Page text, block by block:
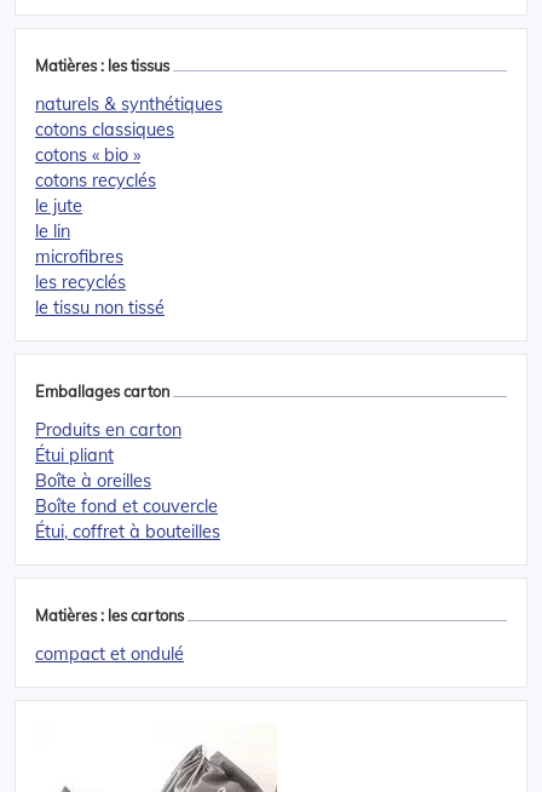
Matières : les tissus
naturels & synthétiques
cotons classiques
cotons « bio »
cotons recyclés
le jute
le lin
microfibres
les recyclés
le tissu non tissé
Emballages carton
Produits en carton
Étui pliant
Boîte à oreilles
Boîte fond et couvercle
Étui, coffret à bouteilles
Matières : les cartons
compact et ondulé